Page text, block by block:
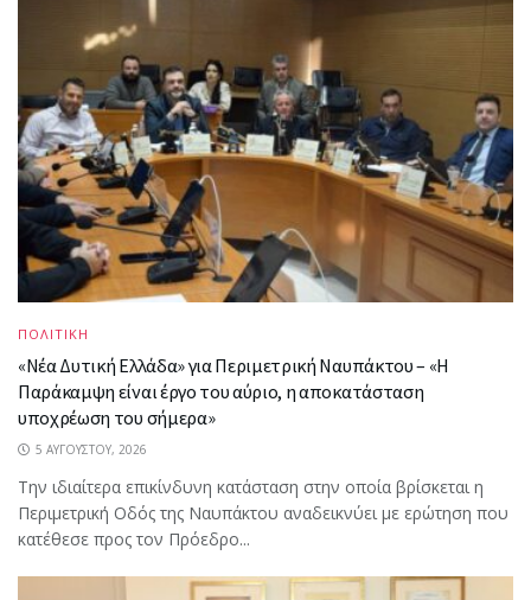
ΠΟΛΙΤΙΚΗ
«Νέα Δυτική Ελλάδα» για Περιμετρική Ναυπάκτου – «Η
Παράκαμψη είναι έργο του αύριο, η αποκατάσταση
υποχρέωση του σήμερα»
5 ΑΥΓΟΎΣΤΟΥ, 2026
Την ιδιαίτερα επικίνδυνη κατάσταση στην οποία βρίσκεται η
Περιμετρική Οδός της Ναυπάκτου αναδεικνύει με ερώτηση που
κατέθεσε προς τον Πρόεδρο...